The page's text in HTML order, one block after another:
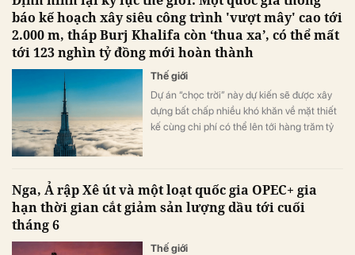
báo kế hoạch xây siêu công trình 'vượt mây' cao tới
2.000 m, tháp Burj Khalifa còn ‘thua xa’, có thể mất
tới 123 nghìn tỷ đồng mới hoàn thành
Thế giới
Dự án “chọc trời” này dự kiến sẽ được xây
dựng bất chấp nhiều khó khăn về mặt thiết
kế cùng chi phí có thể lên tới hàng trăm tỷ
Nga, Ả rập Xê út và một loạt quốc gia OPEC+ gia
hạn thời gian cắt giảm sản lượng dầu tới cuối
tháng 6
Thế giới